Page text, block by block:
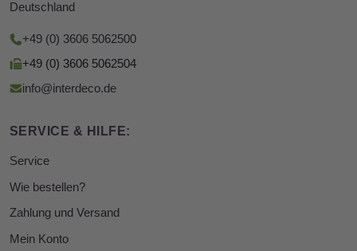
Deutschland
+49 (0) 3606 5062500
+49 (0) 3606 5062504
info@interdeco.de
SERVICE & HILFE:
Service
Wie bestellen?
Zahlung und Versand
Mein Konto